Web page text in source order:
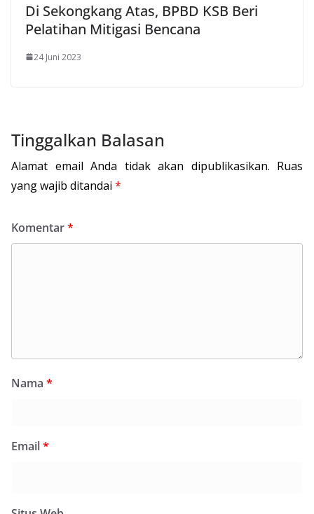
Di Sekongkang Atas, BPBD KSB Beri
Pelatihan Mitigasi Bencana
24 Juni 2023
Tinggalkan Balasan
Alamat email Anda tidak akan dipublikasikan. Ruas
yang wajib ditandai *
Komentar*
Nama *
Email*